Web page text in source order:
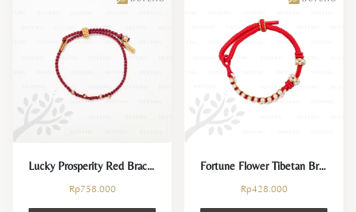
Lucky Prosperity Red Bracelet
Rp758.000
Fortune Flower Tibetan Bracelet
Rp428.000